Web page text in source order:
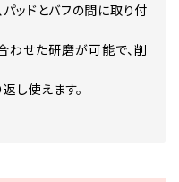
ッドとバフの間に取り付
わせた研磨が可能で、削
し使えます。